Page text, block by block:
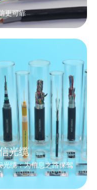
更可靠
光缆
光缆：为信息之路保驾